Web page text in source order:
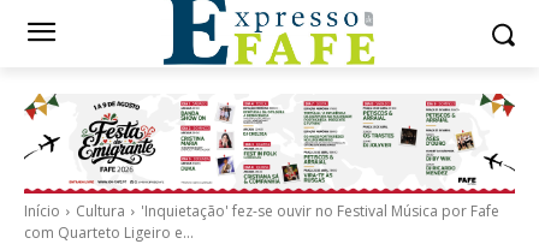
Início Cultura
'Inquietação' fez-se ouvir no Festival Música por Fafe
com Quarteto Ligeiro e...